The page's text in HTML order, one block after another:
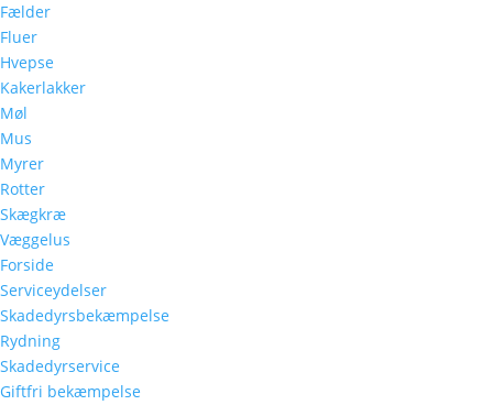
Fælder
Fluer
Hvepse
Kakerlakker
Møl
Mus
Myrer
Rotter
Skægkræ
Væggelus
Forside
Serviceydelser
Skadedyrsbekæmpelse
Rydning
Skadedyrservice
Giftfri bekæmpelse